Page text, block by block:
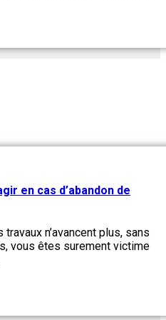
en cas d’abandon de
n’avancent plus, sans
vous êtes surement victime